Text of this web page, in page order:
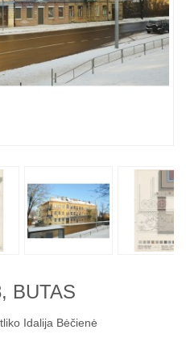
BUTAS
Idalija Bėčienė